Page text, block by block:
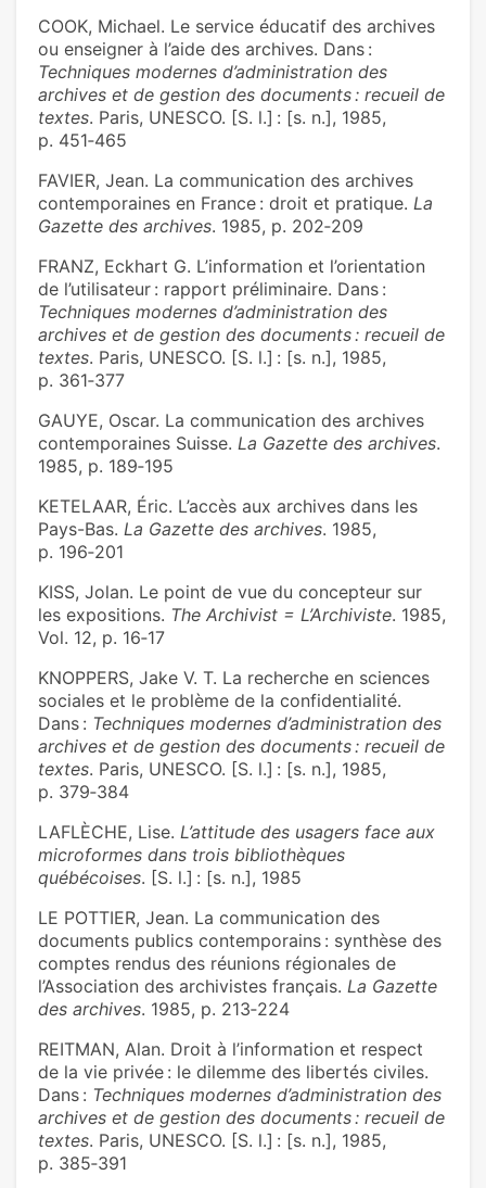
COOK, Michael. Le service éducatif des archives
ou enseigner à l’aide des archives. Dans :
Techniques modernes d’administration des
archives et de gestion des documents : recueil de
textes. Paris, UNESCO. [S. l.] : [s. n.], 1985,
p. 451‑465
FAVIER, Jean. La communication des archives
contemporaines en France : droit et pratique. La
Gazette des archives. 1985, p. 202‑209
FRANZ, Eckhart G. L’information et l’orientation
de l’utilisateur : rapport préliminaire. Dans :
Techniques modernes d’administration des
archives et de gestion des documents : recueil de
textes. Paris, UNESCO. [S. l.] : [s. n.], 1985,
p. 361‑377
GAUYE, Oscar. La communication des archives
contemporaines Suisse. La Gazette des archives.
1985, p. 189‑195
KETELAAR, Éric. L’accès aux archives dans les
Pays-Bas. La Gazette des archives. 1985,
p. 196‑201
KISS, Jolan. Le point de vue du concepteur sur
les expositions. The Archivist = L’Archiviste. 1985,
Vol. 12, p. 16‑17
KNOPPERS, Jake V. T. La recherche en sciences
sociales et le problème de la confidentialité.
Dans : Techniques modernes d’administration des
archives et de gestion des documents : recueil de
textes. Paris, UNESCO. [S. l.] : [s. n.], 1985,
p. 379‑384
LAFLÈCHE, Lise. L’attitude des usagers face aux
microformes dans trois bibliothèques
québécoises. [S. l.] : [s. n.], 1985
LE POTTIER, Jean. La communication des
documents publics contemporains : synthèse des
comptes rendus des réunions régionales de
l’Association des archivistes français. La Gazette
des archives. 1985, p. 213‑224
REITMAN, Alan. Droit à l’information et respect
de la vie privée : le dilemme des libertés civiles.
Dans : Techniques modernes d’administration des
archives et de gestion des documents : recueil de
textes. Paris, UNESCO. [S. l.] : [s. n.], 1985,
p. 385‑391